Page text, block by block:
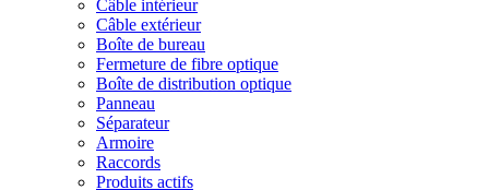
Câble intérieur
Câble extérieur
Boîte de bureau
Fermeture de fibre optique
Boîte de distribution optique
Panneau
Séparateur
Armoire
Raccords
Produits actifs